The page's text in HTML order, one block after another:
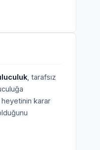
, tarafsız
karar